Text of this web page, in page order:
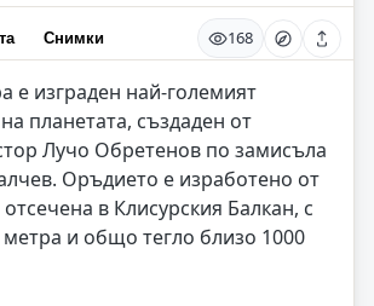
Снимки 168
е изграден най-големият
планетата, създаден от
Лучо Обретенов по замисъла
Оръдието е изработено от
в Клисурския Балкан, с
и общо тегло близо 1000